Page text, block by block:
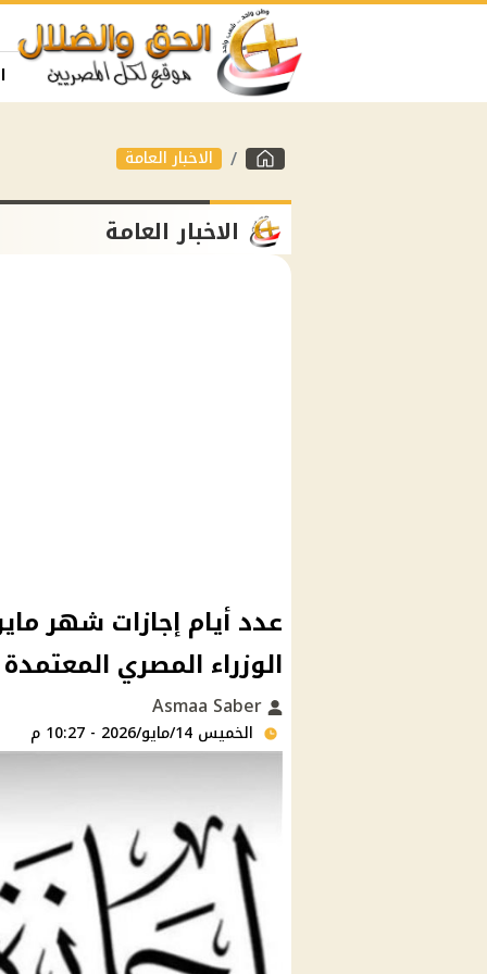
الاخبار العامة
الاخبار العامة
الوزراء المصري المعتمدة
الخميس 14/مايو/2026 - 10:27 م